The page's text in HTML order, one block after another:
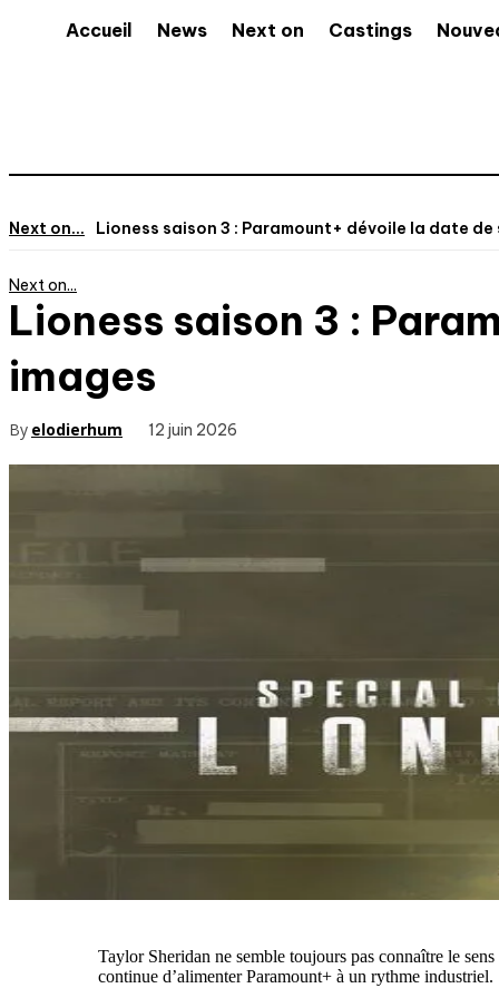
Accueil News Next on Castings
Next on... Lioness saison 3 : Paramount+ dévoile la date
Next on...
Lioness saison 3 :
images
By elodierhum 12 juin 2026
Taylor Sheridan ne semble toujours pas connaître le
continue d’alimenter Paramount+ à un rythme industriel.